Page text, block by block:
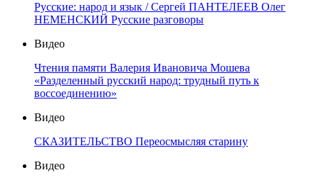
Русские: народ и язык / Сергей ПАНТЕЛЕЕВ Олег
НЕМЕНСКИЙ Русские разговоры
Видео
Чтения памяти Валерия Ивановича Мошева
«Разделенный русский народ: трудный путь к
воссоединению»
Видео
СКАЗИТЕЛЬСТВО Переосмысляя старину
Видео